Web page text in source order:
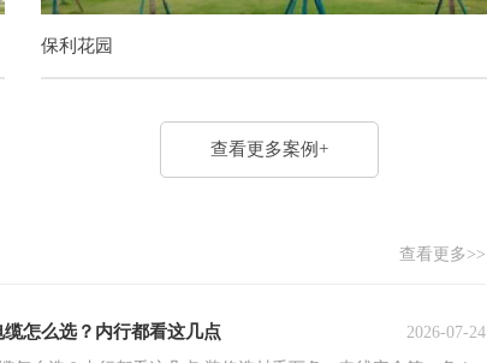
保利花园
查看更多案例+
查看更多>>
2026-07-24
怎么选？内行都看这几点